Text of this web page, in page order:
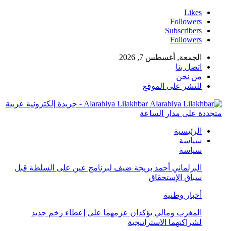
Likes
Followers
Subscribers
Followers
الجمعة, أغسطس 7, 2026
اتصل بنا
من نحن
للنشر على الموقع
Alarabiya Lilakhbar - جريدة إلكترونية عربية
متجددة على مدار الساعة
الرئيسية
سياسة
سياسة
البرلماني أحمد بريجة ضيف لبرنامج عين على السلطة قبل
سباق الإستحقاق
أخبار وطنية
المغرب ومالي يؤكدان عزمهما على إعطاء زخم جديد
لشراكتهما الاستراتيجية